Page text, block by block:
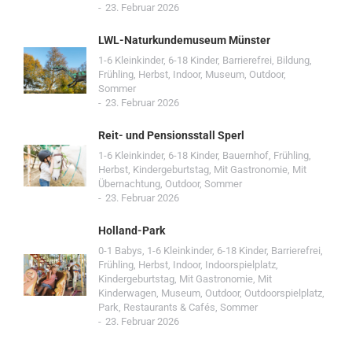
23. Februar 2026
LWL-Naturkundemuseum Münster
1-6 Kleinkinder, 6-18 Kinder, Barrierefrei, Bildung,
Frühling, Herbst, Indoor, Museum, Outdoor,
Sommer
23. Februar 2026
Reit- und Pensionsstall Sperl
1-6 Kleinkinder, 6-18 Kinder, Bauernhof, Frühling,
Herbst, Kindergeburtstag, Mit Gastronomie, Mit
Übernachtung, Outdoor, Sommer
23. Februar 2026
Holland-Park
0-1 Babys, 1-6 Kleinkinder, 6-18 Kinder, Barrierefrei,
Frühling, Herbst, Indoor, Indoorspielplatz,
Kindergeburtstag, Mit Gastronomie, Mit
Kinderwagen, Museum, Outdoor, Outdoorspielplatz,
Park, Restaurants & Cafés, Sommer
23. Februar 2026